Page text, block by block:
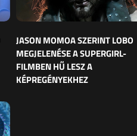
JASON MOMOA SZERINT LOBO
MEGJELENÉSE A SUPERGIRL-
FILMBEN HŰ LESZ A
KÉPREGÉNYEKHEZ